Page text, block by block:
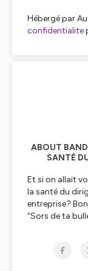
Hébergé par
confidentialite
ABOUT
SANTÉ
Et si on allait
la santé du
entreprise?
“Sors de ta
dirigeant.